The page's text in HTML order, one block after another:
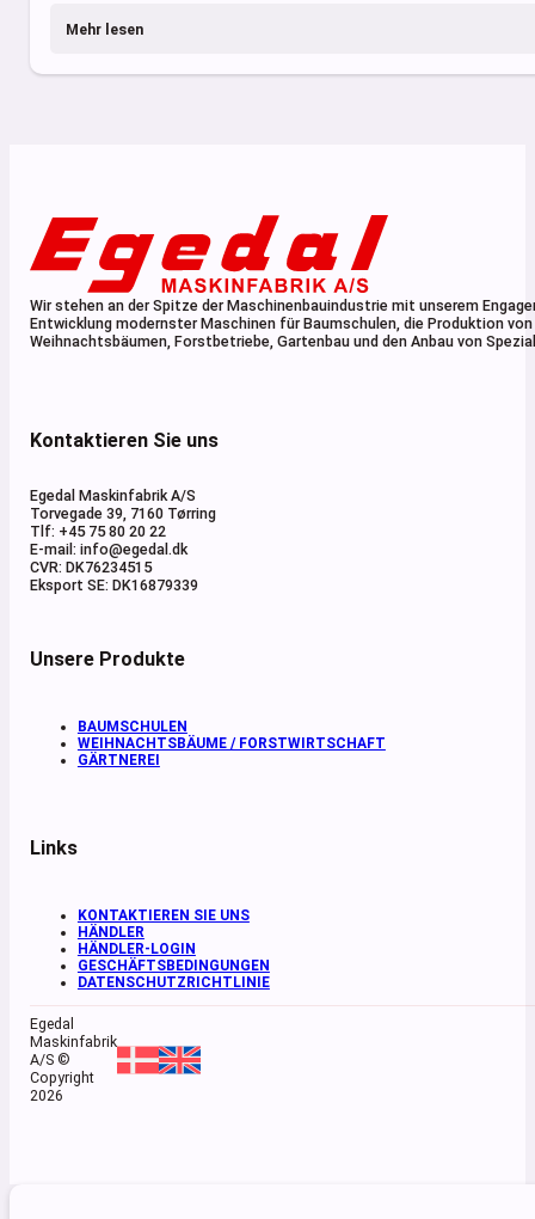
Mehr lesen
Wir stehen an der Spitze der Maschinenbauindustrie mit unserem
Entwicklung modernster Maschinen für Baumschulen, die Produktion von
Weihnachtsbäumen, Forstbetriebe, Gartenbau und den Anbau von
Kontaktieren Sie uns
Egedal Maskinfabrik A/S
Torvegade 39, 7160 Tørring
Tlf: +45 75 80 20 22
E-mail: info@egedal.dk
CVR: DK76234515
Eksport SE: DK16879339
Unsere Produkte
BAUMSCHULEN
WEIHNACHTSBÄUME / FORSTWIRTSCHAFT
GÄRTNEREI
Links
KONTAKTIEREN SIE UNS
HÄNDLER
HÄNDLER-LOGIN
GESCHÄFTSBEDINGUNGEN
DATENSCHUTZRICHTLINIE
Egedal
Maskinfabrik
A/S ©
Copyright
2026